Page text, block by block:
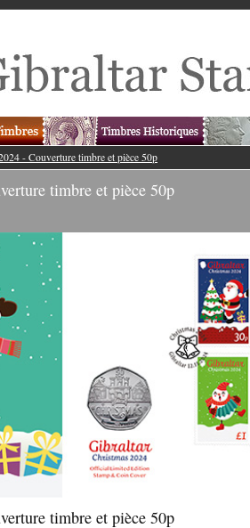
- Couverture timbre et pièce 50p
timbre et pièce 50p
timbre et pièce 50p